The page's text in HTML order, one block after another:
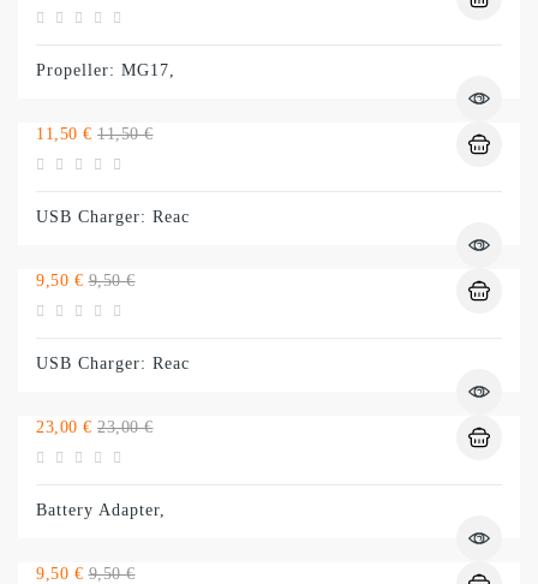
normal
Propeller: MG17,
Preço
11,50 € Preço
normal
11,50 €
USB Charger: Reac
Preço
9,50 € Preço
normal
9,50 €
USB Charger: Reac
Preço
23,00 € Preço
normal
23,00 €
Battery Adapter,
Preço
9,50 € Preço
9,50 €